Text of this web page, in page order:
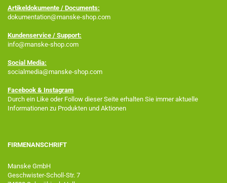
Artikeldokumente / Documents:
dokumentation@manske-shop.com
Kundenservice / Support:
info@manske-shop.com
Social Media:
socialmedia@manske-shop.com
Facebook & Instagram
Durch ein Like oder Follow dieser Seite erhalten Sie immer aktuelle
Informationen zu Produkten und Aktionen
FIRMENANSCHRIFT
Manske GmbH
Geschwister-Scholl-Str. 7